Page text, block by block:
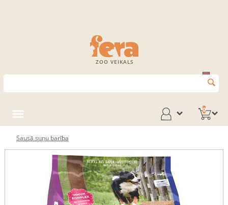
ZOO VEIKALS
0
Sausā suņu barība